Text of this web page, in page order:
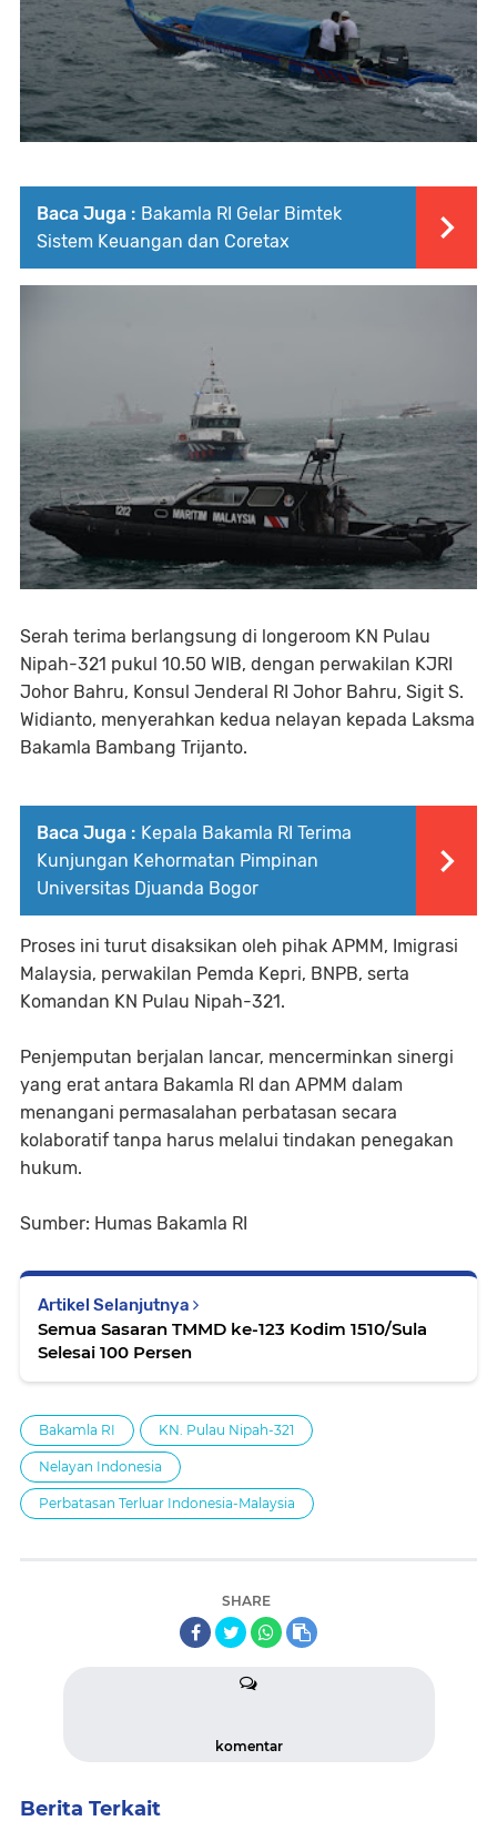
Baca Juga : Bakamla RI Gelar Bimtek
Sistem Keuangan dan Coretax
Serah terima berlangsung di longeroom KN Pulau
Nipah-321 pukul 10.50 WIB, dengan perwakilan KJRI
Johor Bahru, Konsul Jenderal RI Johor Bahru, Sigit S.
Widianto, menyerahkan kedua nelayan kepada Laksma
Bakamla Bambang Trijanto.
Baca Juga : Kepala Bakamla RI Terima
Kunjungan Kehormatan Pimpinan
Universitas Djuanda Bogor
Proses ini turut disaksikan oleh pihak APMM, Imigrasi
Malaysia, perwakilan Pemda Kepri, BNPB, serta
Komandan KN Pulau Nipah-321.
Penjemputan berjalan lancar, mencerminkan sinergi
yang erat antara Bakamla RI dan APMM dalam
menangani permasalahan perbatasan secara
kolaboratif tanpa harus melalui tindakan penegakan
hukum.
Sumber: Humas Bakamla RI
Artikel Selanjutnya
Semua Sasaran TMMD ke-123 Kodim 1510/Sula
Selesai 100 Persen
Bakamla RI KN. Pulau Nipah-321
Nelayan Indonesia
Perbatasan Terluar Indonesia-Malaysia
SHARE
komentar
Berita Terkait